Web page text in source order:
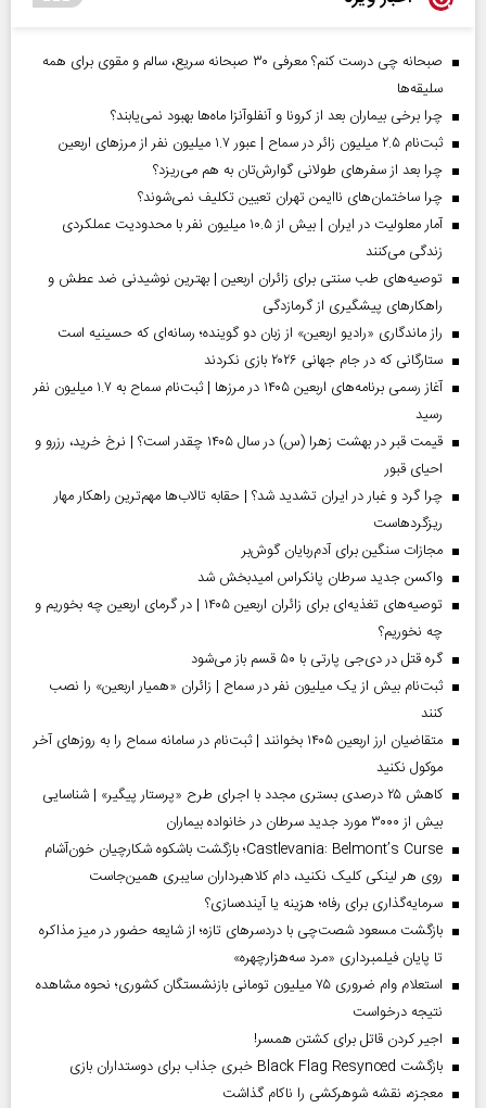
صبحانه چی درست کنم؟ معرفی ۳۰ صبحانه سریع، سالم و مقوی برای همه
سلیقه‌ها
چرا برخی بیماران بعد از کرونا و آنفلوآنزا ماه‌ها بهبود نمی‌یابند؟
ثبت‌نام ۲.۵ میلیون زائر در سماح | عبور ۱.۷ میلیون نفر از مرز‌های اربعین
چرا بعد از سفرهای طولانی گوارش‌تان به هم می‌ریزد؟
چرا ساختمان‌های ناایمن تهران تعیین تکلیف نمی‌شوند؟
آمار معلولیت در ایران | بیش از ۱۰.۵ میلیون نفر با محدودیت عملکردی
زندگی می‌کنند
توصیه‌های طب سنتی برای زائران اربعین | بهترین نوشیدنی ضد عطش و
راهکارهای پیشگیری از گرمازدگی
راز ماندگاری «رادیو اربعین» از زبان دو گوینده؛ رسانه‌ای که حسینیه است
ستارگانی که در جام جهانی ۲۰۲۶ بازی نکردند
آغاز رسمی برنامه‌های اربعین ۱۴۰۵ در مرز‌ها | ثبت‌نام سماح به ۱.۷ میلیون نفر
رسید
قیمت قبر در بهشت زهرا (س) در سال ۱۴۰۵ چقدر است؟ | نرخ خرید، رزرو و
احیای قبور
چرا گرد و غبار در ایران تشدید شد؟ | حقابه تالاب‌ها مهم‌ترین راهکار مهار
ریزگردهاست
مجازات سنگین برای آدم‌ربایان گوش‌بر
واکسن جدید سرطان پانکراس امیدبخش شد
توصیه‌های تغذیه‌ای برای زائران اربعین ۱۴۰۵ | در گرمای اربعین چه بخوریم و
چه نخوریم؟
گره قتل در دی‌جی پارتی با ۵۰ قسم باز می‌شود
ثبت‌نام بیش از یک میلیون نفر در سماح | زائران «همیار اربعین» را نصب
کنند
متقاضیان ارز اربعین ۱۴۰۵ بخوانند | ثبت‌نام در سامانه سماح را به روز‌های آخر
موکول نکنید
کاهش ۲۵ درصدی بستری مجدد با اجرای طرح «پرستار پیگیر» | شناسایی
بیش از ۳۰۰۰ مورد جدید سرطان در خانواده بیماران
Castlevania: Belmont’s Curse؛ بازگشت باشکوه شکارچیان خون‌آشام
روی هر لینکی کلیک نکنید، دام کلاهبرداران سایبری همین‌جاست
سرمایه‌گذاری برای رفاه؛ هزینه یا آینده‌سازی؟
بازگشت مسعود شصت‌چی با دردسر‌های تازه؛ از شایعه حضور در میز مذاکره
تا پایان فیلمبرداری «مرد سه‌هزارچهره»
استعلام وام ضروری ۷۵ میلیون تومانی بازنشستگان کشوری؛ نحوه مشاهده
نتیجه درخواست
اجیر کردن قاتل برای کشتن همسر!
بازگشت Black Flag Resynced خبری جذاب برای دوستداران بازی
معجزه، نقشه شوهرکشی را ناکام گذاشت